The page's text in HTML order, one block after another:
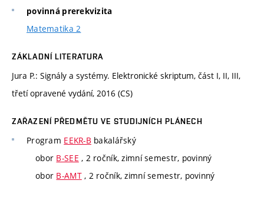
povinná prerekvizita
Matematika 2
ZÁKLADNÍ LITERATURA
Jura P.: Signály a systémy. Elektronické skriptum, část I, II, III,
třetí opravené vydání, 2016 (CS)
ZAŘAZENÍ PŘEDMĚTU VE STUDIJNÍCH PLÁNECH
Program EEKR-B bakalářský
obor B-SEE , 2 ročník, zimní semestr, povinný
obor B-AMT, 2 ročník, zimní semestr, povinný